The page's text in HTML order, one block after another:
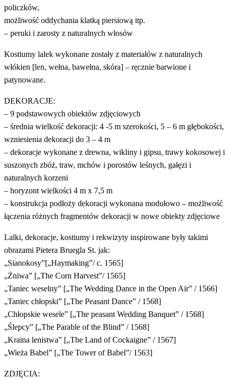
policzków,
możliwość oddychania klatką piersiową itp.
– peruki i zarosty z naturalnych włosów
Kostiumy lalek wykonane zostały z materiałów z naturalnych
włókien [len, wełna, bawełna, skóra] – ręcznie barwione i
patynowane.
DEKORACJE:
– 9 podstawowych obiektów zdjęciowych
– średnia wielkość dekoracji: 4 -5 m szerokości, 5 – 6 m głębokości,
wzniesienia dekoracji do 3 – 4 m
– dekoracje wykonane z drewna, wikliny i gipsu, trawy kokosowej i
suszonych zbóż, traw, mchów i porostów leśnych, gałęzi i
naturalnych korzeni
– horyzont wielkości 4 m x 7,5 m
– konstrukcja podłoży dekoracji wykonana modułowo – możliwość
łączenia różnych fragmentów dekoracji w nowe obiekty zdjęciowe
Lalki, dekoracje, kostiumy i rekwizyty inspirowane były takimi
obrazami Pietera Bruegla St. jak:
„Sianokosy”[„Haymaking”/ c. 1565]
„Żniwa” [„The Corn Harvest”/ 1565]
„Taniec weselny” [„The Wedding Dance in the Open Air” / 1566]
„Taniec chłopski” [„The Peasant Dance” / 1568]
„Chłopskie wesele” [„The peasant Wedding Banquet” / 1568]
„Ślepcy” [„The Parable of the Blind” / 1568]
„Kraina lenistwa” [„The Land of Cockaigne” / 1567]
„Wieża Babel” [„The Tower of Babel”/ 1563]
ZDJĘCIA: